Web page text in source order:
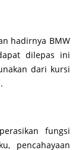
hadirnya BMW
dilepas ini
dari kursi
fungsi
pencahayaan